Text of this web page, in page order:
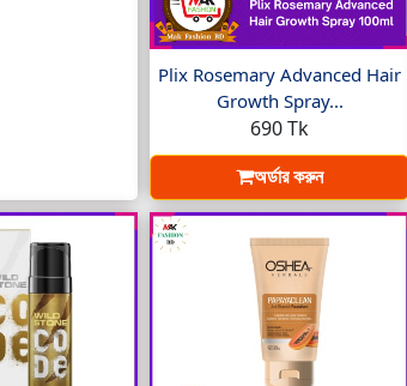
Plix Rosemary Advanced Hair
Growth Spray...
690 Tk
অর্ডার করুন